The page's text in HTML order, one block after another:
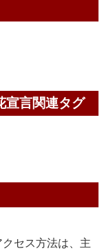
宣言関連タグ
セス方法は、主